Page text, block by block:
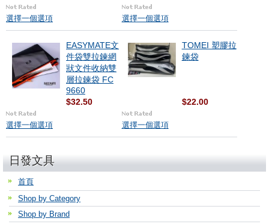
選擇一個選項 選擇一個選項
EASYMATE文
件袋雙拉鍊網
狀文件收納雙
層拉鍊袋 FC
9660
$32.50
選擇一個選項
TOMEI 塑膠拉
鍊袋
$22.00
選擇一個選項
日發文具
首頁
Shop by Category
Shop by Brand